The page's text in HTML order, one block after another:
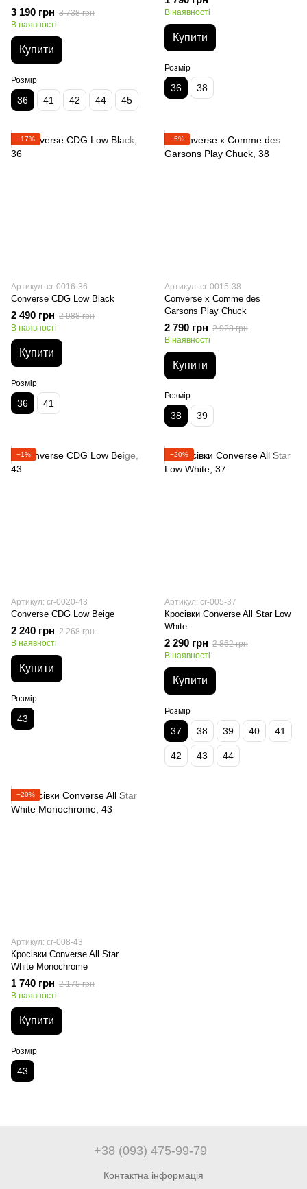
3 190 грн 3 738 грн
В наявності
Купити
Розмір
36 41 42 44 45
В наявності
Купити
Розмір
36 38
−17%
Артикул: cr-0016-36
Converse CDG Low Black
2 490 грн 2 988 грн
В наявності
Купити
Розмір
36 41
−5%
Артикул: cr-0015-38
Converse x Comme des
Garsons Play Chuck
2 790 грн 2 928 грн
В наявності
Купити
Розмір
38 39
−1%
Артикул: cr-0020-43
Converse CDG Low Beige
2 240 грн 2 268 грн
В наявності
Купити
Розмір
43
−20%
Артикул: cr-005-37
Кросівки Converse All Star Low
White
2 290 грн 2 862 грн
В наявності
Купити
Розмір
37 38 39 40 41
42 43 44
−20%
Артикул: cr-008-43
Кросівки Converse All Star
White Monochrome
1 740 грн 2 175 грн
В наявності
Купити
Розмір
43
+38 (093) 475-99-79
Контактна інформація